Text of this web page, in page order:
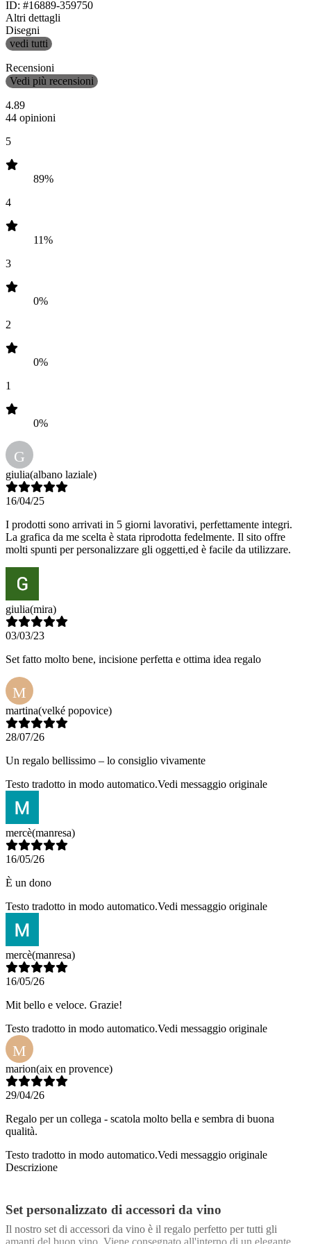
ID: #16889-359750
Altri dettagli
Disegni
vedi tutti
Recensioni
Vedi più recensioni
4.89
44 opinioni
5
89%
4
11%
3
0%
2
0%
1
0%
G
giulia(albano laziale)
16/04/25
I prodotti sono arrivati in 5 giorni lavorativi, perfettamente integri.
La grafica da me scelta è stata riprodotta fedelmente. Il sito offre
molti spunti per personalizzare gli oggetti,ed è facile da utilizzare.
giulia(mira)
03/03/23
Set fatto molto bene, incisione perfetta e ottima idea regalo
M
martina(velké popovice)
28/07/26
Un regalo bellissimo – lo consiglio vivamente
Testo tradotto in modo automatico.Vedi messaggio originale
mercè(manresa)
16/05/26
È un dono
Testo tradotto in modo automatico.Vedi messaggio originale
mercè(manresa)
16/05/26
Mit bello e veloce. Grazie!
Testo tradotto in modo automatico.Vedi messaggio originale
M
marion(aix en provence)
29/04/26
Regalo per un collega - scatola molto bella e sembra di buona
qualità.
Testo tradotto in modo automatico.Vedi messaggio originale
Descrizione
Set personalizzato di accessori da vino
Il nostro set di accessori da vino è il regalo perfetto per tutti gli
amanti del buon vino. Viene consegnato all'interno di un elegante